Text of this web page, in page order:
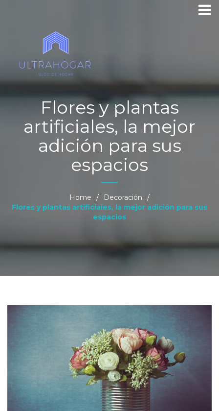
Flores y plantas
artificiales, la mejor
adición para sus
espacios
Home / Decoración
/
Flores y plantas artificiales, la mejor adición para sus
espacios